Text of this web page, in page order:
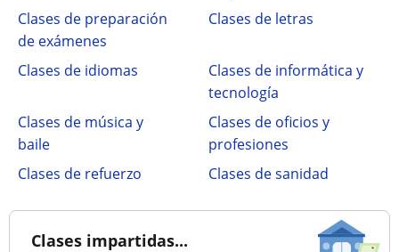
Clases de preparación
de exámenes
Clases de letras
Clases de idiomas
Clases de informática y
tecnología
Clases de música y
baile
Clases de oficios y
profesiones
Clases de refuerzo
Clases de sanidad
Clases impartidas...